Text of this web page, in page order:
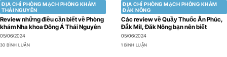
ĐỊA CHỈ PHÒNG MẠCH PHÒNG KHÁM
THÁI NGUYÊN
Review những điều cần biết về Phòng
khám Nha khoa Đông Á Thái Nguyên
05/06/2024
30 BÌNH LUẬN
ĐỊA CHỈ PHÒNG MẠCH PHÒNG KHÁM
ĐẮK NÔNG
Các review về Quầy Thuốc Ân Phúc,
Đắk Mil, Đăk Nông bạn nên biết
05/06/2024
1 BÌNH LUẬN